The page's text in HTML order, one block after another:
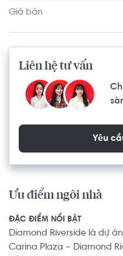
Giá bán
Liên hệ tư vấn
Yêu
Ưu điểm ngôi nhà
ĐẶC ĐIỂM NỔI BẬT
Diamond Riverside là dự
Carina Plaza – Diamond